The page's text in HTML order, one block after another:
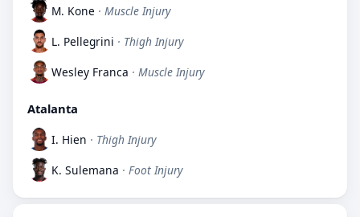
M. Kone · Muscle Injury
L. Pellegrini · Thigh Injury
Wesley Franca · Muscle Injury
Atalanta
I. Hien · Thigh Injury
K. Sulemana · Foot Injury